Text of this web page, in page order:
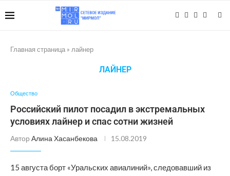
Главная страница » лайнер
ЛАЙНЕР
Общество
Российский пилот посадил в экстремальных
условиях лайнер и спас сотни жизней
Автор Алина Хасанбекова 15.08.2019
15 августа борт «Уральских авиалиний», следовавший из